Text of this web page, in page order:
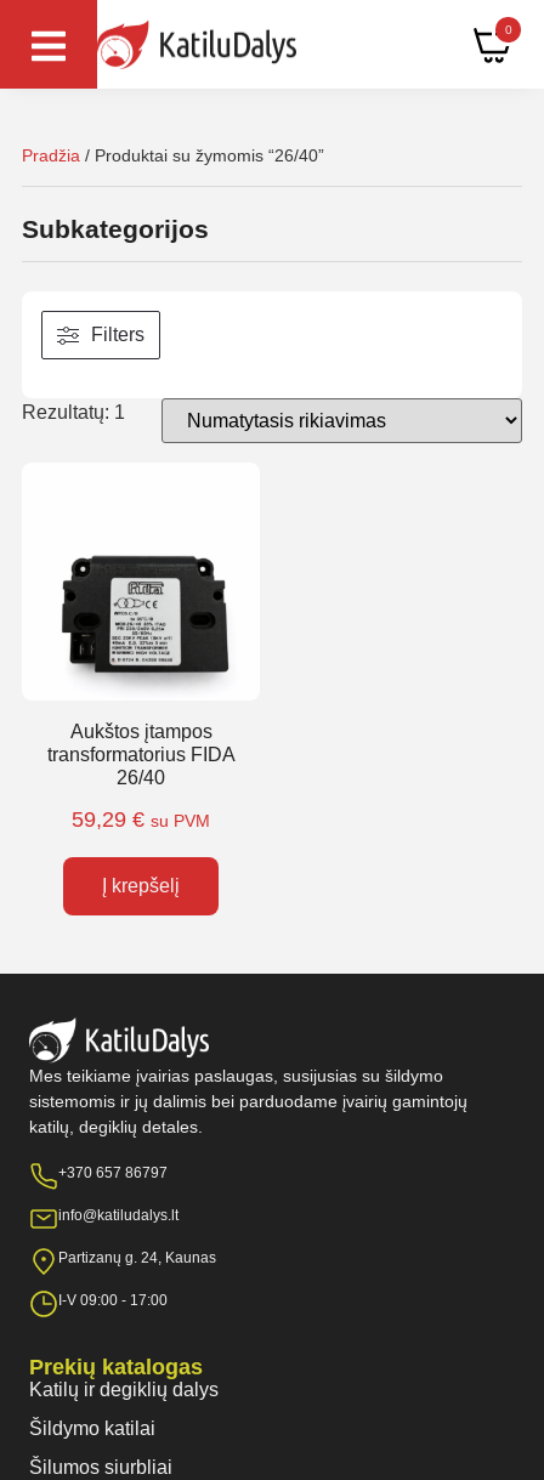
0
Pradžia / Produktai su žymomis “26/40”
Subkategorijos
Filters
Rezultatų: 1
Aukštos įtampos
transformatorius FIDA
26/40
59,29 € su PVM
Į krepšelį
Mes teikiame įvairias paslaugas, susijusias su šildymo
sistemomis ir jų dalimis bei parduodame įvairių gamintojų
katilų, degiklių detales.
+370 657 86797
info@katiludalys.lt
Partizanų g. 24, Kaunas
I-V 09:00 - 17:00
Prekių katalogas
Katilų ir degiklių dalys
Šildymo katilai
Šilumos siurbliai